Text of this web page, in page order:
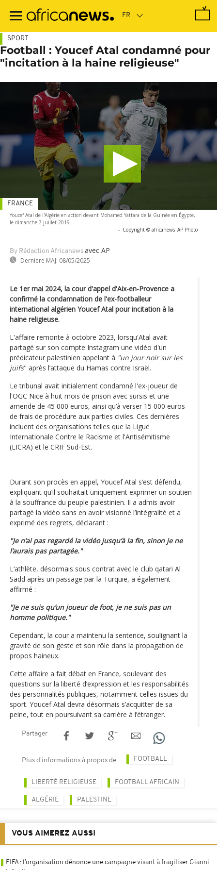
contenu
SPORT
Football : Youcef Atal condamné pour
"incitation à la haine religieuse"
Youcef Atal de l'Algérie en action devant Mohamed Yattara de la Guinée en Égypte,
le dimanche 7 juillet 2019.
- Copyright © africanews AP Photo
By Rédaction Africanews avec AP
Dernière MAJ: 08/05/2025
FRANCE
Le 1er mai 2024, la cour d'appel d'Aix-en-Provence a
confirmé la condamnation de l'ex-footballeur
international algérien Youcef Atal pour incitation à la
haine religieuse.
L'affaire remonte à octobre 2023, lorsqu'Atal avait
partagé sur son compte Instagram une vidéo d'un
prédicateur palestinien appelant à "un jour noir sur les
juifs" après l’attaque du Hamas contre Israël.
Le tribunal avait initialement condamné l'ex-joueur de
l'OGC Nice à huit mois de prison avec sursis et une
amende de 45 000 euros, ainsi qu’à verser 15 000 euros
de frais de procédure aux parties civiles. Ces dernières
incluent des organisations telles que la Ligue
Internationale Contre le Racisme et l'Antisémitisme
(LICRA) et le CRIF Sud-Est.
Durant son procès en appel, Youcef Atal s’est défendu,
expliquant qu’il souhaitait uniquement exprimer un soutien
à la souffrance du peuple palestinien. Il a admis avoir
partagé la vidéo sans en avoir visionné l’intégralité et a
exprimé des regrets, déclarant :
"Je n’ai pas regardé la vidéo jusqu’à la fin, sinon je ne
l’aurais pas partagée."
L’athlète, désormais sous contrat avec le club qatari Al
Sadd après un passage par la Turquie, a également
affirmé :
"Je ne suis qu’un joueur de foot, je ne suis pas un
homme politique."
Cependant, la cour a maintenu la sentence, soulignant la
gravité de son geste et son rôle dans la propagation de
propos haineux.
Cette affaire a fait débat en France, soulevant des
questions sur la liberté d’expression et les responsabilités
des personnalités publiques, notamment celles issues du
sport. Youcef Atal devra désormais s’acquitter de sa
peine, tout en poursuivant sa carrière à l’étranger.
Partager
Plus d'informations à propos de FOOTBALL
LIBERTÉ RELIGIEUSE FOOTBALL AFRICAIN
ALGÉRIE PALESTINE
VOUS AIMEREZ AUSSI
FIFA : l’organisation dénonce une campagne visant à fragiliser Gianni